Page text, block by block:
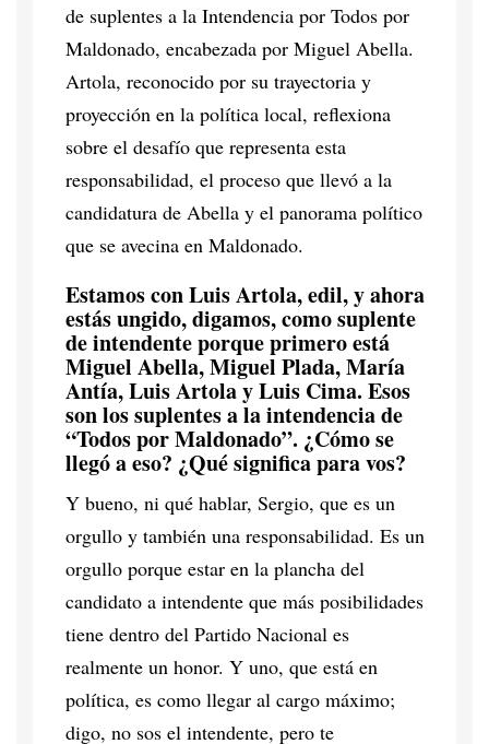
de suplentes a la Intendencia por Todos por
Maldonado, encabezada por Miguel Abella.
Artola, reconocido por su trayectoria y
proyección en la política local, reflexiona
sobre el desafío que representa esta
responsabilidad, el proceso que llevó a la
candidatura de Abella y el panorama político
que se avecina en Maldonado.
Estamos con Luis Artola, edil, y ahora
estás ungido, digamos, como suplente
de intendente porque primero está
Miguel Abella, Miguel Plada, María
Antía, Luis Artola y Luis Cima. Esos
son los suplentes a la intendencia de
“Todos por Maldonado”. ¿Cómo se
llegó a eso? ¿Qué significa para vos?
Y bueno, ni qué hablar, Sergio, que es un
orgullo y también una responsabilidad. Es un
orgullo porque estar en la plancha del
candidato a intendente que más posibilidades
tiene dentro del Partido Nacional es
realmente un honor. Y uno, que está en
política, es como llegar al cargo máximo;
digo, no sos el intendente, pero te